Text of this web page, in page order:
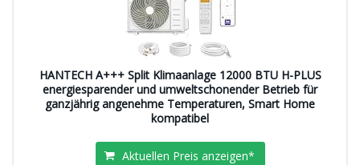
HANTECH A+++ Split Klimaanlage 12000 BTU H-PLUS
energiesparender und umweltschonender Betrieb für
ganzjährig angenehme Temperaturen, Smart Home
kompatibel
Aktuellen Preis anzeigen*